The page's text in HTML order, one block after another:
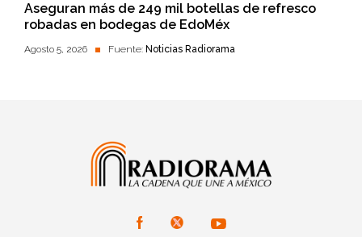
Aseguran más de 249 mil botellas de refresco
robadas en bodegas de EdoMéx
Agosto 5, 2026 Fuente: Noticias Radiorama